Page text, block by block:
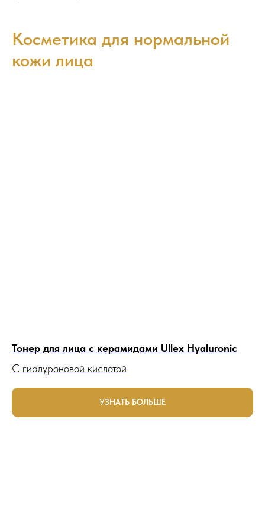
Косметика для нормальной
кожи лица
Тонер для лица с керамидами Ullex Hyaluronic
С гиалуроновой кислотой
УЗНАТЬ БОЛЬШЕ